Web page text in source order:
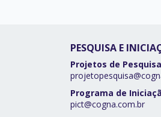
PESQUISA E
Projetos de Pesquisa
Programa de
pict@cogna.com.br